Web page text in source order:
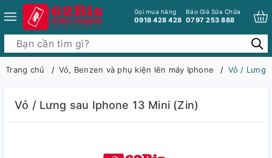
Gọi mua hàng
0918 428 428
Báo Giá Sửa Chữa
0797 253 888
Trang chủ Vỏ, Benzen và phụ kiện lên máy Iphone Vỏ / Lưng
Vỏ / Lưng sau Iphone 13 Mini (Zin)